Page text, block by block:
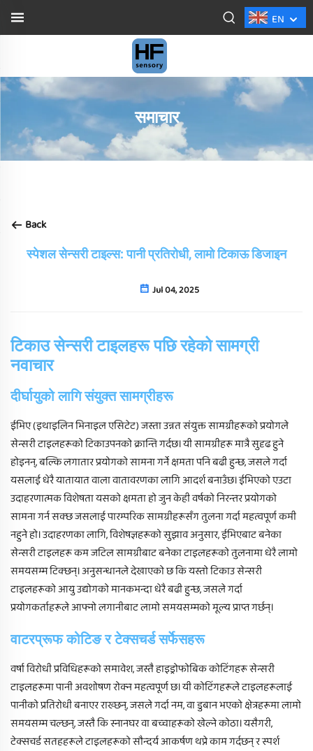
EN
समाचार
Back
स्पेशल सेन्सरी टाइल्स: पानी प्रतिरोधी, लामो टिकाऊ डिजाइन
Jul 04, 2025
टिकाउ सेन्सरी टाइलहरू पछि रहेको सामग्री
नवाचार
दीर्घायुको लागि संयुक्त सामग्रीहरू
ईभिए (इथाइलिन भिनाइल एसिटेट) जस्ता उन्नत संयुक्त सामग्रीहरूको प्रयोगले
सेन्सरी टाइलहरूको टिकाउपनको क्रान्ति गर्दछ। यी सामग्रीहरू मात्रै सुदृढ हुने
होइनन्, बल्कि लगातार प्रयोगको सामना गर्ने क्षमता पनि बढी हुन्छ, जसले गर्दा
यसलाई धेरै यातायात वाला वातावरणका लागि आदर्श बनाउँछ। ईभिएको एउटा
उदाहरणात्मक विशेषता यसको क्षमता हो जुन केही वर्षको निरन्तर प्रयोगको
सामना गर्न सक्छ जसलाई पारम्परिक सामग्रीहरूसँग तुलना गर्दा महत्वपूर्ण कमी
नहुने हो। उदाहरणका लागि, विशेषज्ञहरूको सुझाव अनुसार, ईभिएबाट बनेका
सेन्सरी टाइलहरू कम जटिल सामग्रीबाट बनेका टाइलहरूको तुलनामा धेरै लामो
समयसम्म टिक्छन्। अनुसन्धानले देखाएको छ कि यस्तो टिकाउ सेन्सरी
टाइलहरूको आयु उद्योगको मानकभन्दा धेरै बढी हुन्छ, जसले गर्दा
प्रयोगकर्ताहरूले आफ्नो लगानीबाट लामो समयसम्मको मूल्य प्राप्त गर्छन्।
वाटरप्रूफ कोटिङ र टेक्सचर्ड सर्फेसहरू
वर्षा विरोधी प्रविधिहरूको समावेश, जस्तै हाइड्रोफोबिक कोटिंगहरू सेन्सरी
टाइलहरूमा पानी अवशोषण रोक्न महत्वपूर्ण छ। यी कोटिंगहरूले टाइलहरूलाई
पानीको प्रतिरोधी बनाएर राख्छन्, जसले गर्दा नम, वा डुबान भएको क्षेत्रहरूमा लामो
समयसम्म चल्छन्, जस्तै कि स्नानघर वा बच्चाहरूको खेल्ने कोठा। यसैगरी,
टेक्सचर्ड सतहहरूले टाइलहरूको सौन्दर्य आकर्षण थप्ने काम गर्दछन् र स्पर्श